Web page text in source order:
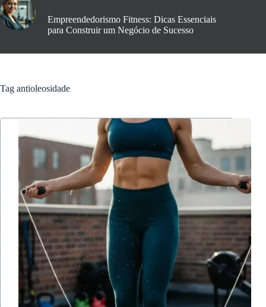
Empreendedorismo Fitness: Dicas Essenciais
para Construir um Negócio de Sucesso
Tag antioleosidade